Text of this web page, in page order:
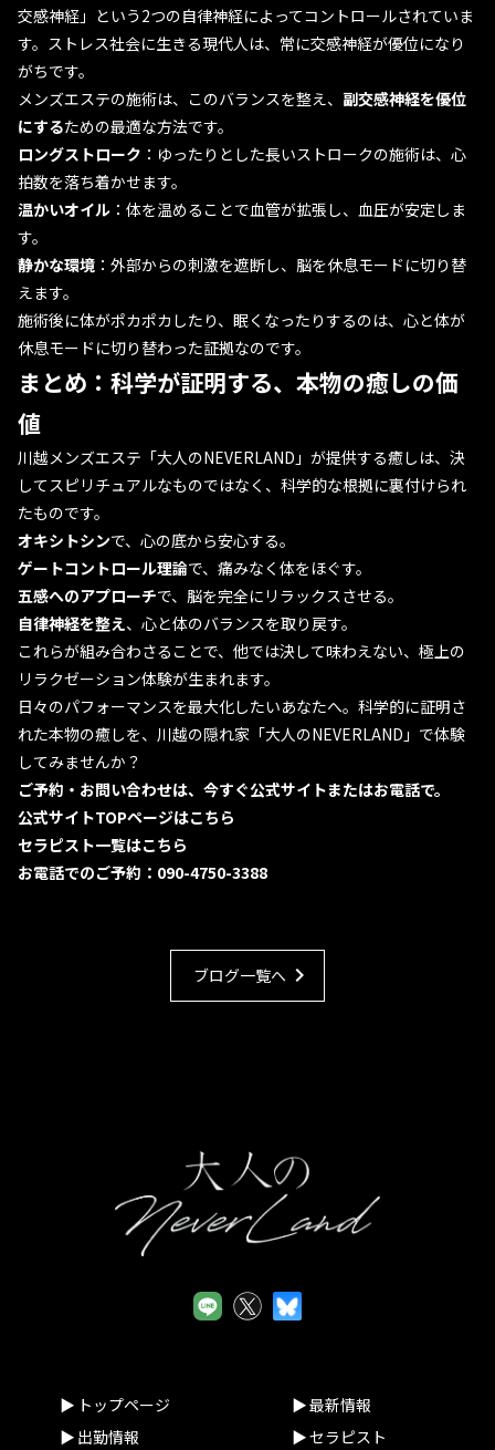
交感神経」という2つの自律神経によってコントロールされていま
す。ストレス社会に生きる現代人は、常に交感神経が優位になり
がちです。
メンズエステの施術は、このバランスを整え、 副交感神経を優位
にするための最適な方法です。
ロングストローク ：ゆったりとした長いストロークの施術は、心
拍数を落ち着かせます。
温かいオイル：体を温めることで血管が拡張し、血圧が安定しま
す。
静かな環境：外部からの刺激を遮断し、脳を休息モードに切り替
えます。
施術後に体がポカポカしたり、眠くなったりするのは、心と体が
休息モードに切り替わった証拠なのです。
まとめ：科学が証明する、本物の癒しの価
値
川越メンズエステ「大人のNEVERLAND」が提供する癒しは、決
してスピリチュアルなものではなく、科学的な根拠に裏付けられ
たものです。
オキシトシンで、心の底から安心する。
ゲートコントロール理論で、痛みなく体をほぐす。
五感へのアプローチで、脳を完全にリラックスさせる。
自律神経を整え、心と体のバランスを取り戻す。
これらが組み合わさることで、他では決して味わえない、極上の
リラクゼーション体験が生まれます。
日々のパフォーマンスを最大化したいあなたへ。科学的に証明さ
れた本物の癒しを、川越の隠れ家「大人のNEVERLAND」で体験
してみませんか？
ご予約・お問い合わせは、今すぐ公式サイトまたはお電話で。
公式サイトTOPページはこちら
セラピスト一覧はこちら
お電話でのご予約：090-4750-3388
ブログ一覧へ chevron_right
トップページ
最新情報
出勤情報
セラピスト